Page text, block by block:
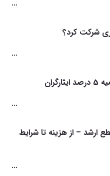
شرکت کرد؟
– از هزینه تا شرایط